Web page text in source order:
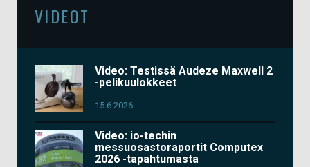
VIDEOT
Video: Testissä Audeze Maxwell 2
-pelikuulokkeet
15.6.2026
Video: io-techin
messuosastoraportit Computex
2026 -tapahtumasta